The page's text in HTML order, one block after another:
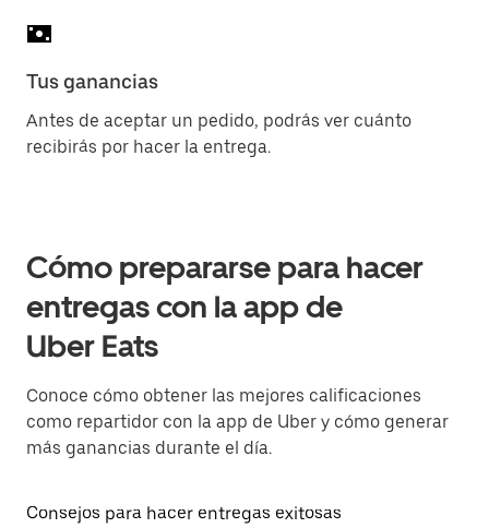
Tus ganancias
Antes de aceptar un pedido, podrás ver cuánto
recibirás por hacer la entrega.
Cómo prepararse para hacer
entregas con la app de
Uber Eats
Conoce cómo obtener las mejores calificaciones
como repartidor con la app de Uber y cómo generar
más ganancias durante el día.
Consejos para hacer entregas exitosas